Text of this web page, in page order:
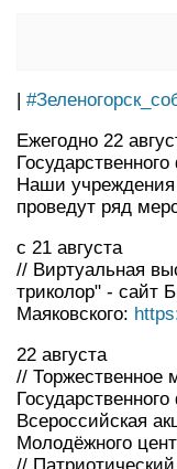
|
Ежегодно 22
Наши учреждения
проведут ряд
с 21 августа
// Виртуальная
триколор" - сайт
Маяковского:
22 августа
// Торжественное
Всероссийская
Молодёжного